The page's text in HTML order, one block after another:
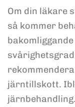
Om din läkare
så kommer
järntillskott.